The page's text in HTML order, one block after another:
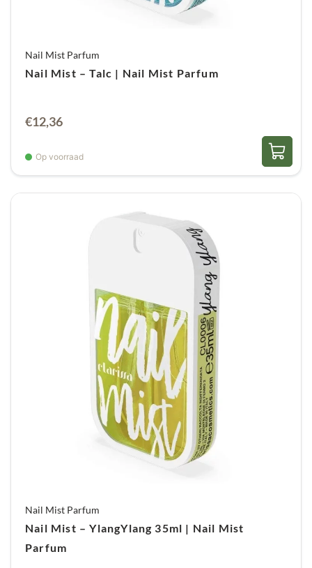
Nail Mist Parfum
Nail Mist – Talc | Nail Mist Parfum
€12,36
Op voorraad
Nail Mist Parfum
Nail Mist – YlangYlang 35ml | Nail Mist
Parfum